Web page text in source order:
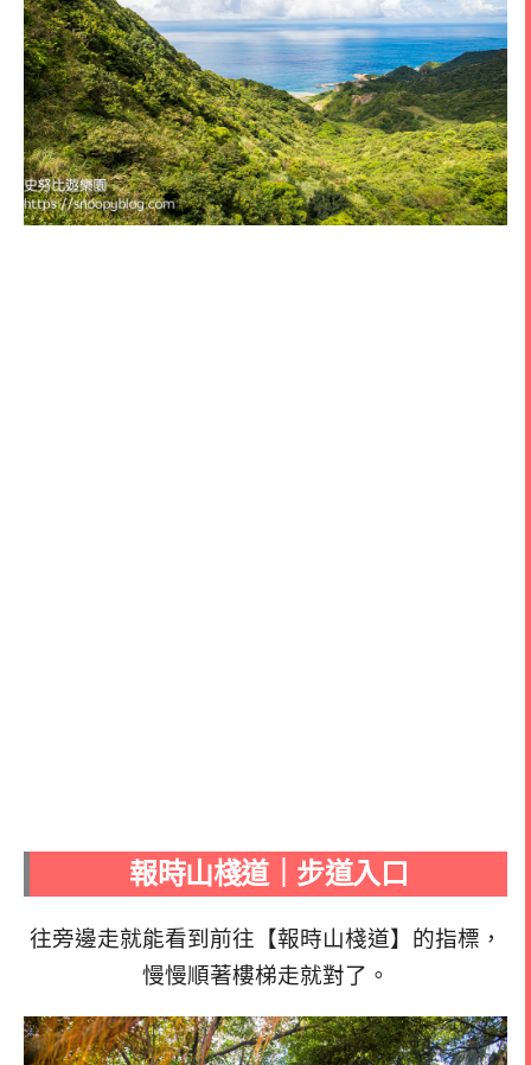
報時山棧道｜步道入口
往旁邊走就能看到前往【報時山棧道】的指標，
慢慢順著樓梯走就對了。